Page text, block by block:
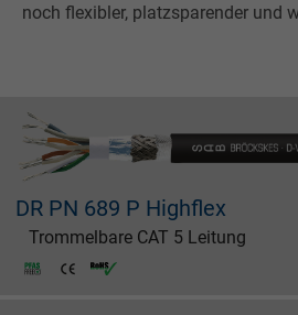
noch flexibler, platzsparender und
DR PN 689 P Highflex
Trommelbare CAT 5 Leitung